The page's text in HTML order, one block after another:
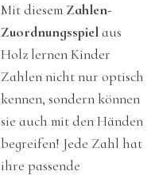
Mit diesem Zahlen-
Zuordnungsspielaus
Holz lernen Kinder
Zahlen nicht nur optisch
kennen, sondern können
sie auch mit den Händen
begreifen! Jede Zahl hat
ihre passende